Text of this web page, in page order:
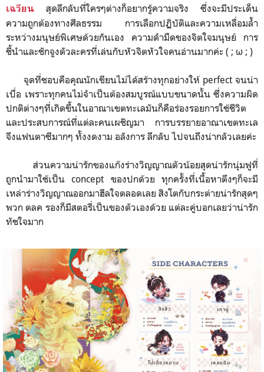
เฉวียน สุดลึกลับที่ใครๆต่างก็อยากรู้ความจริง ซึ่งจะมีประเด็น
ความถูกต้องทางศีลธรรม การเลือกปฏิบัติและความเหลื่อมล้ำ
ระหว่างมนุษย์พิเศษด้วยกันเอง ความดำมืดของจิตใจมนุษย์ การ
ชี้นำและชักจูงตัวละครที่เล่นกับหัวจิตหัวใจคนอ่านมากค่ะ ( ; ω ; )
จุดที่ชอบคือคุณนักเขียนไม่ได้สร้างทุกอย่างให้ perfect จนน่า
เบื่อ เพราะทุกคนไม่จำเป็นต้องสมบูรณ์แบบขนาดนั้น ซึ่งความผิด
ปกติต่างๆที่เกิดขึ้นในอาณาเขตทะเลมันก็คือร่องรอยการใช้ชีวิต
และประสบการณ์ที่แต่ละคนเผชิญมา การบรรยายอาณาเขตทะเล
จึงแฟนตาซีมากๆ ทั้งงดงาม อลังการ ลึกลับ ไปจนถึงน่ากลัวเลยค่ะ
ส่วนความน่ารักของแก๊งร่างวิญญาณตัวน้อยสุดน่ารักนุ่มฟูที่
ถูกนำมาใช้เป็น concept ของปกด้วย ทุกครั้งที่เนื้อหาตึงๆก็จะมี
เหล่าร่างวิญญาณออกมาฮีลใจตลอดเลย สิงโตกับกระต่ายน่ารักสุดๆ
พวก ตลค รองก็มีสตอรี่เป็นของตัวเองด้วย แต่ละคู่บอกเลยว่าน่ารัก
ทัชใจมาก